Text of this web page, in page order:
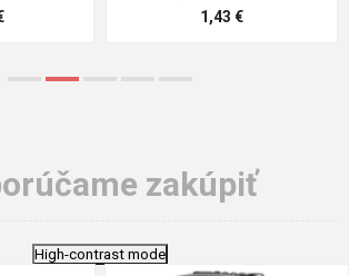
0,79 €
zakúpiť
High-contrast mode